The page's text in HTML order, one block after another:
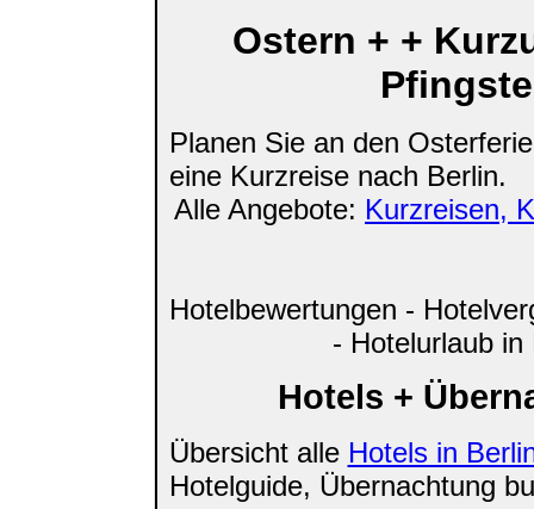
Ostern + +
Planen Sie an den
eine Kurzreise nach Berlin.
Alle Angebote: Kurzreisen,
Hotelbewertungen -
- Hotelurlaub in
Hotels +
Übersicht alle Hotels in
Hotelguide, Übernachtung